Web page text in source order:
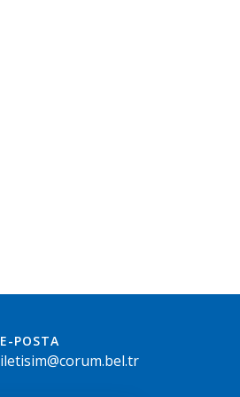
E-POSTA
iletisim@corum.bel.tr